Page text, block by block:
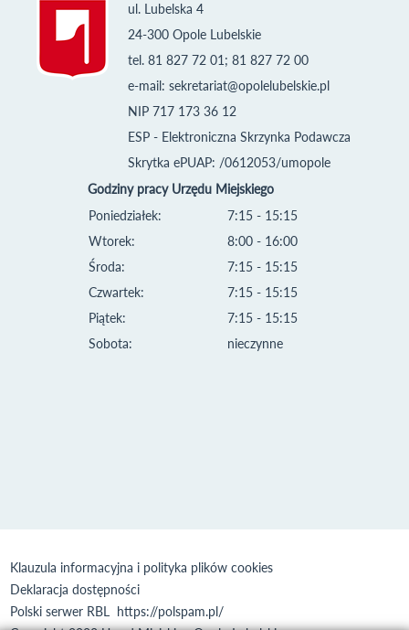
ul. Lubelska 4
24-300 Opole Lubelskie
tel. 81 827 72 01; 81 827 72 00
e-mail: sekretariat@opolelubelskie.pl
NIP 717 173 36 12
ESP - Elektroniczna Skrzynka Podawcza
Skrytka ePUAP: /0612053/umopole
Godziny pracy Urzędu Miejskiego
Poniedziałek:
Wtorek:
Środa:
Czwartek:
Piątek:
Sobota:
7:15 - 15:15
8:00 - 16:00
7:15 - 15:15
7:15 - 15:15
7:15 - 15:15
nieczynne
Klauzula informacyjna i polityka plików cookies
Deklaracja dostępności
Polski serwer RBL https://polspam.pl/